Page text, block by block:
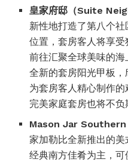
皇家府邸（Suite
新性地打造了第八个
位置，套房客人将享
前往汇聚全球美味的
全新的套房阳光甲板
为套房客人精心制作
完美家庭套房也将不负
Mason Jar
家加勒比全新推出的
经典南方佳肴为主，